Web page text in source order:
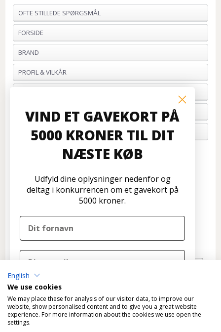
OFTE STILLEDE SPØRGSMÅL
FORSIDE
BRAND
PROFIL & VILKÅR
FORTRYD ORDRE
OM OS
Kundeservice
Formervangen 17
2600 Glostrup
Nyhedsbrev
English
We use cookies
We may place these for analysis of our visitor data, to improve our
website, show personalised content and to give you a great website
experience. For more information about the cookies we use open the
settings.
VIND ET GAVEKORT PÅ
5000 KRONER TIL DIT
NÆSTE KØB
Udfyld dine oplysninger nedenfor og
deltag i konkurrencen om et gavekort på
5000 kroner.
DELTAG I KONKURRENCEN
Nej tak